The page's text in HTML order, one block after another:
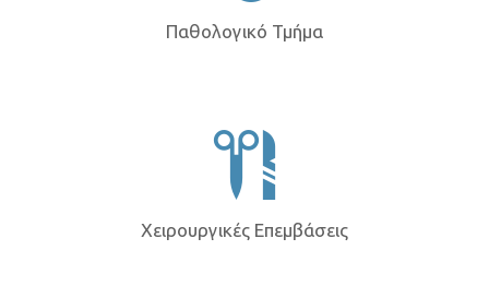
Παθολογικό Τμήμα
Χειρουργικές Επεμβάσεις